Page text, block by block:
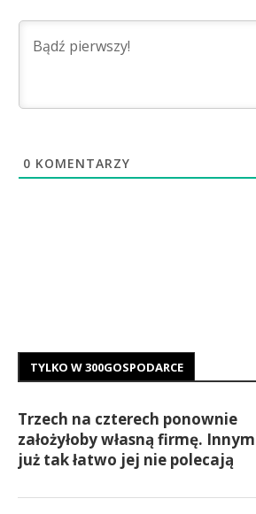
0 KOMENTARZY
TYLKO W 300GOSPODARCE
Trzech na czterech ponownie
założyłoby własną firmę. Innym
już tak łatwo jej nie polecają